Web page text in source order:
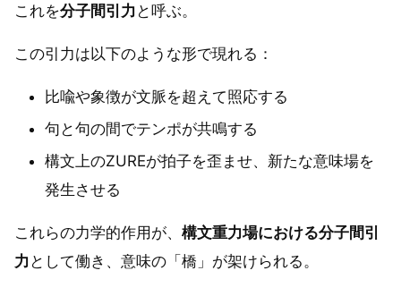
これを分子間引力 と呼ぶ。
この引力は以下のような形で現れる：
比喩や象徴が文脈を超えて照応する
句と句の間でテンポが共鳴する
構文上のZUREが拍子を歪ませ、新たな意味場を
発生させる
これらの力学的作用が、 構文重力場における分子間引
力 として働き、意味の「橋」が架けられる。